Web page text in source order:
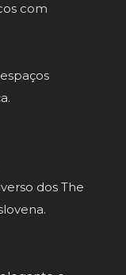
com
dos The